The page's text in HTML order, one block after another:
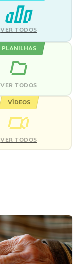
VER TODOS
PLANILHAS
VER TODOS
VÍDEOS
VER TODOS